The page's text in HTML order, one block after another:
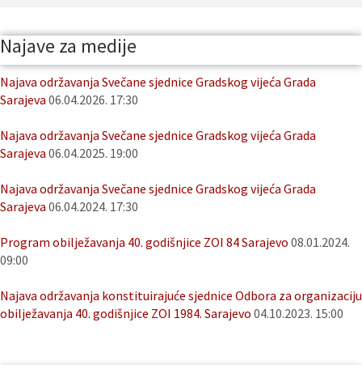
Najave za medije
Najava održavanja Svečane sjednice Gradskog vijeća Grada
Sarajeva 06.04.2026. 17:30
Najava održavanja Svečane sjednice Gradskog vijeća Grada
Sarajeva 06.04.2025. 19:00
Najava održavanja Svečane sjednice Gradskog vijeća Grada
Sarajeva 06.04.2024. 17:30
Program obilježavanja 40. godišnjice ZOI 84 Sarajevo 08.01.2024.
09:00
Najava održavanja konstituirajuće sjednice Odbora za organizaciju
obilježavanja 40. godišnjice ZOI 1984. Sarajevo 04.10.2023. 15:00